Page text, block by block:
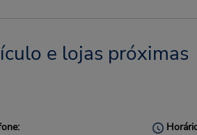
e lojas próximas